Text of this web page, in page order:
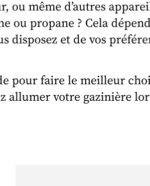
ou même d’autres
ou propane ? Cela
disposez et de vos
pour faire le meilleur
allumer votre gazinière